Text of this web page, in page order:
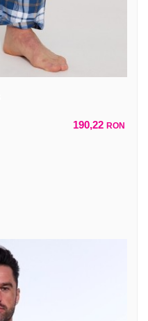
190,22 RON